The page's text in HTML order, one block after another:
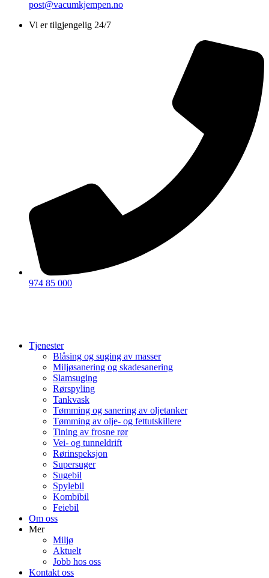
post@vacumkjempen.no
Vi er tilgjengelig 24/7
974 85 000
Tjenester
Blåsing og suging av masser
Miljøsanering og skadesanering
Slamsuging
Rørspyling
Tankvask
Tømming og sanering av oljetanker
Tømming av olje- og fettutskillere
Tining av frosne rør
Vei- og tunneldrift
Rørinspeksjon
Supersuger
Sugebil
Spylebil
Kombibil
Feiebil
Om oss
Mer
Miljø
Aktuelt
Jobb hos oss
Kontakt oss